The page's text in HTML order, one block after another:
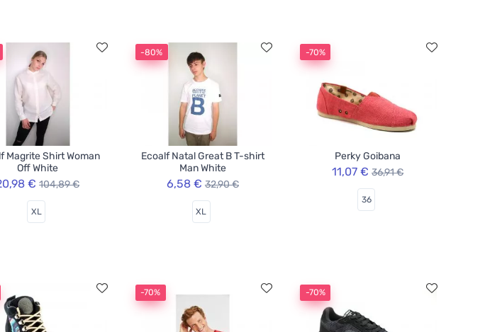
Magrite Shirt Woman
Off White
€ 104,89 €
XL
-80%
Ecoalf Natal Great B T-shirt
Man White
6,58 € 32,90 €
XL
-70%
Perky Goibana
11,07 € 36,91 €
36
-70% -70%